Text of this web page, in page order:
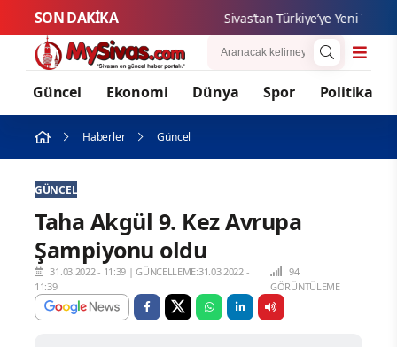
SON DAKİKA Sivas’tan Türkiye’ye Yeni
Güncel Ekonomi Dünya Spor Politika
Haberler Güncel
GÜNCEL
Taha Akgül 9. Kez Avrupa
Şampiyonu oldu
31.03.2022 - 11:39 |GÜNCELLEME:31.03.2022 -
11:39
94
GÖRÜNTÜLEME